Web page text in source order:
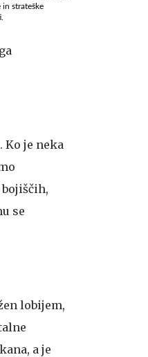
in strateške
je neka
se
lobijem,
a je